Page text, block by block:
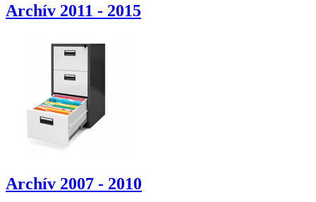
Archív 2011 - 2015
Archív 2007 - 2010